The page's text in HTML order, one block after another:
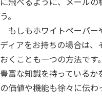
う。
もしもホワイトペーパー
ディアをお持ちの場合は
おくことも一つの方法です
豊富な知識を持っている
の価値や機能も徐々に伝わ